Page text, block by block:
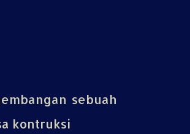
sebuah
kontruksi